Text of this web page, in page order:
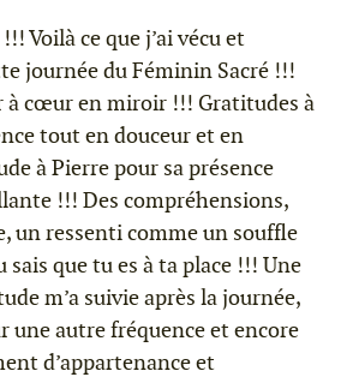
Voilà ce que j’ai vécu et
journée du Féminin Sacré !!!
à cœur en miroir !!! Gratitudes à
tout en douceur et en
à Pierre pour sa présence
!!! Des compréhensions,
un ressenti comme un souffle
que tu es à ta place !!! Une
m’a suivie après la journée,
une autre fréquence et encore
d’appartenance et